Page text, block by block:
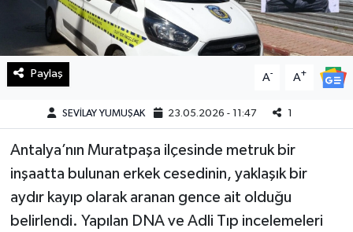
Paylaş A- A+
SEVİLAY YUMUŞAK 23.05.2026 - 11:47 1
Antalya’nın Muratpaşa ilçesinde metruk bir
inşaatta bulunan erkek cesedinin, yaklaşık bir
aydır kayıp olarak aranan gence ait olduğu
belirlendi. Yapılan DNA ve Adli Tıp incelemeleri
Resmi İlan
Sağlık
Spor
SürManşet
Yaşam